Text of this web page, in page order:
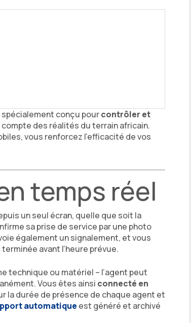
spécialement conçu pourcontrôler et
des réalités du terrain africain.
vous renforcez l’efficacité de vos
temps réel
un seul écran, quelle que soit la
sa prise de service par une photo
également un signalement, et vous
avant l’heure prévue.
technique ou matériel – l’agent peut
Vous êtes ainsi connecté en
la durée de présence de chaque agent et
automatique est généré et archivé